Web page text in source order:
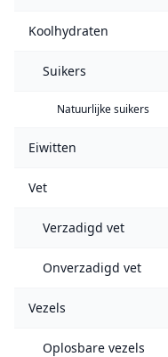
Koolhydraten
Suikers
Natuurlijke suikers
Eiwitten
Vet
Verzadigd vet
Onverzadigd vet
Vezels
Oplosbare vezels